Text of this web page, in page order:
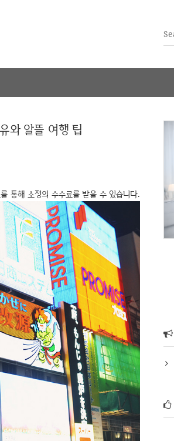
와 알뜰 여행 팁
통해 소정의 수수료를 받을 수 있습니다.